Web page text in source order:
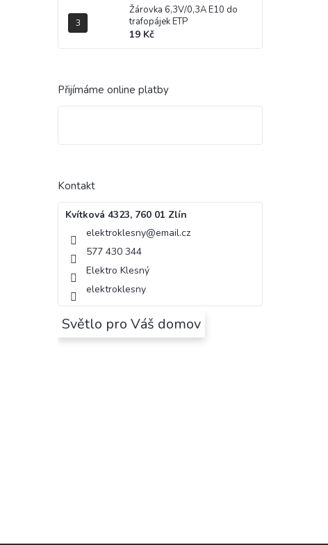
Žárovka 6,3V/0,3A E10 do
trafopájek ETP
19 Kč
Přijímáme online platby
Kontakt
Kvítková 4323, 760 01 Zlín
elektroklesny@email.cz
577 430 344
Elektro Klesný
elektroklesny
Světlo pro Váš domov